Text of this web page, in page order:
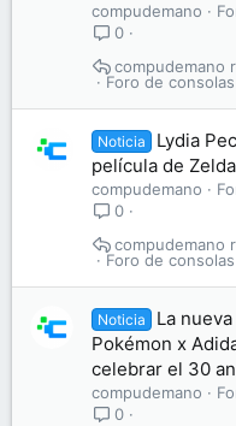
compudemano
0
Foro de
compudemano
Noticia
Lydia
película de
compudemano
0
Foro de
compudemano
Noticia
La
Pokémon x
celebrar el 30
compudemano
0